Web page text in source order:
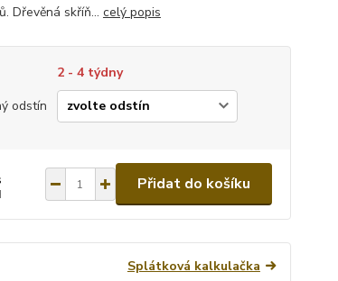
Dřevěná skříň... celý popis
2 - 4 týdny
odstín
Přidat do košíku
Splátková kalkulačka